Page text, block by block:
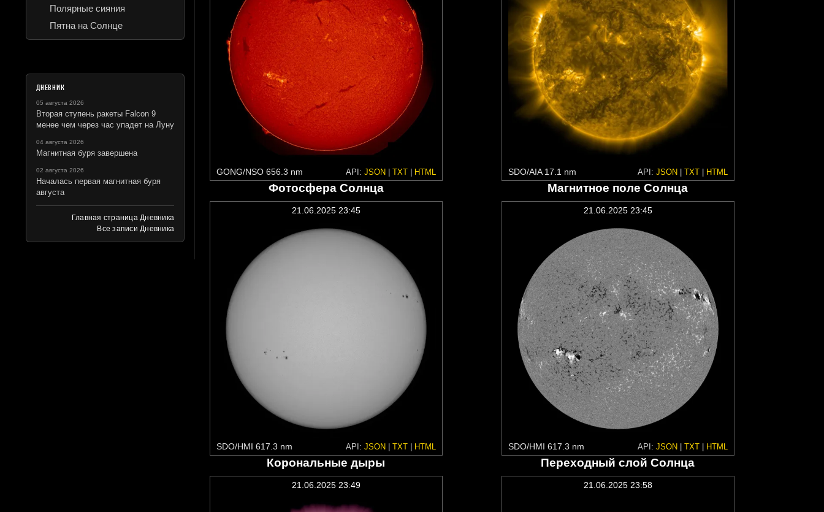
Полярные сияния
Пятна на Солнце
ДНЕВНИК
05 августа 2026
Вторая ступень ракеты Falcon 9
менее чем через час упадет на Луну
04 августа 2026
Магнитная буря завершена
02 августа 2026
Началась первая магнитная буря
августа
Главная страница Дневника
Все записи Дневника
GONG/NSO 656.3 nm API: JSON TXT| HTML SDO/AIA 17.1 nm API: JSON TXT HTML
Фотосфера Солнца
21.06.2025 23:45
SDO/HMI 617.3 nm API: JSON TXT| HTML
Магнитное поле Солнца
21.06.2025 23:45
SDO/HMI 617.3 nm API: JSON TXT HTML
Корональные дыры
21.06.2025 23:49
Переходный слой Солнца
21.06.2025 23:58